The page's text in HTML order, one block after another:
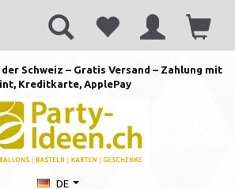
Schweiz – Gratis Versand – Zahlung mit
Kreditkarte, ApplePay
DE